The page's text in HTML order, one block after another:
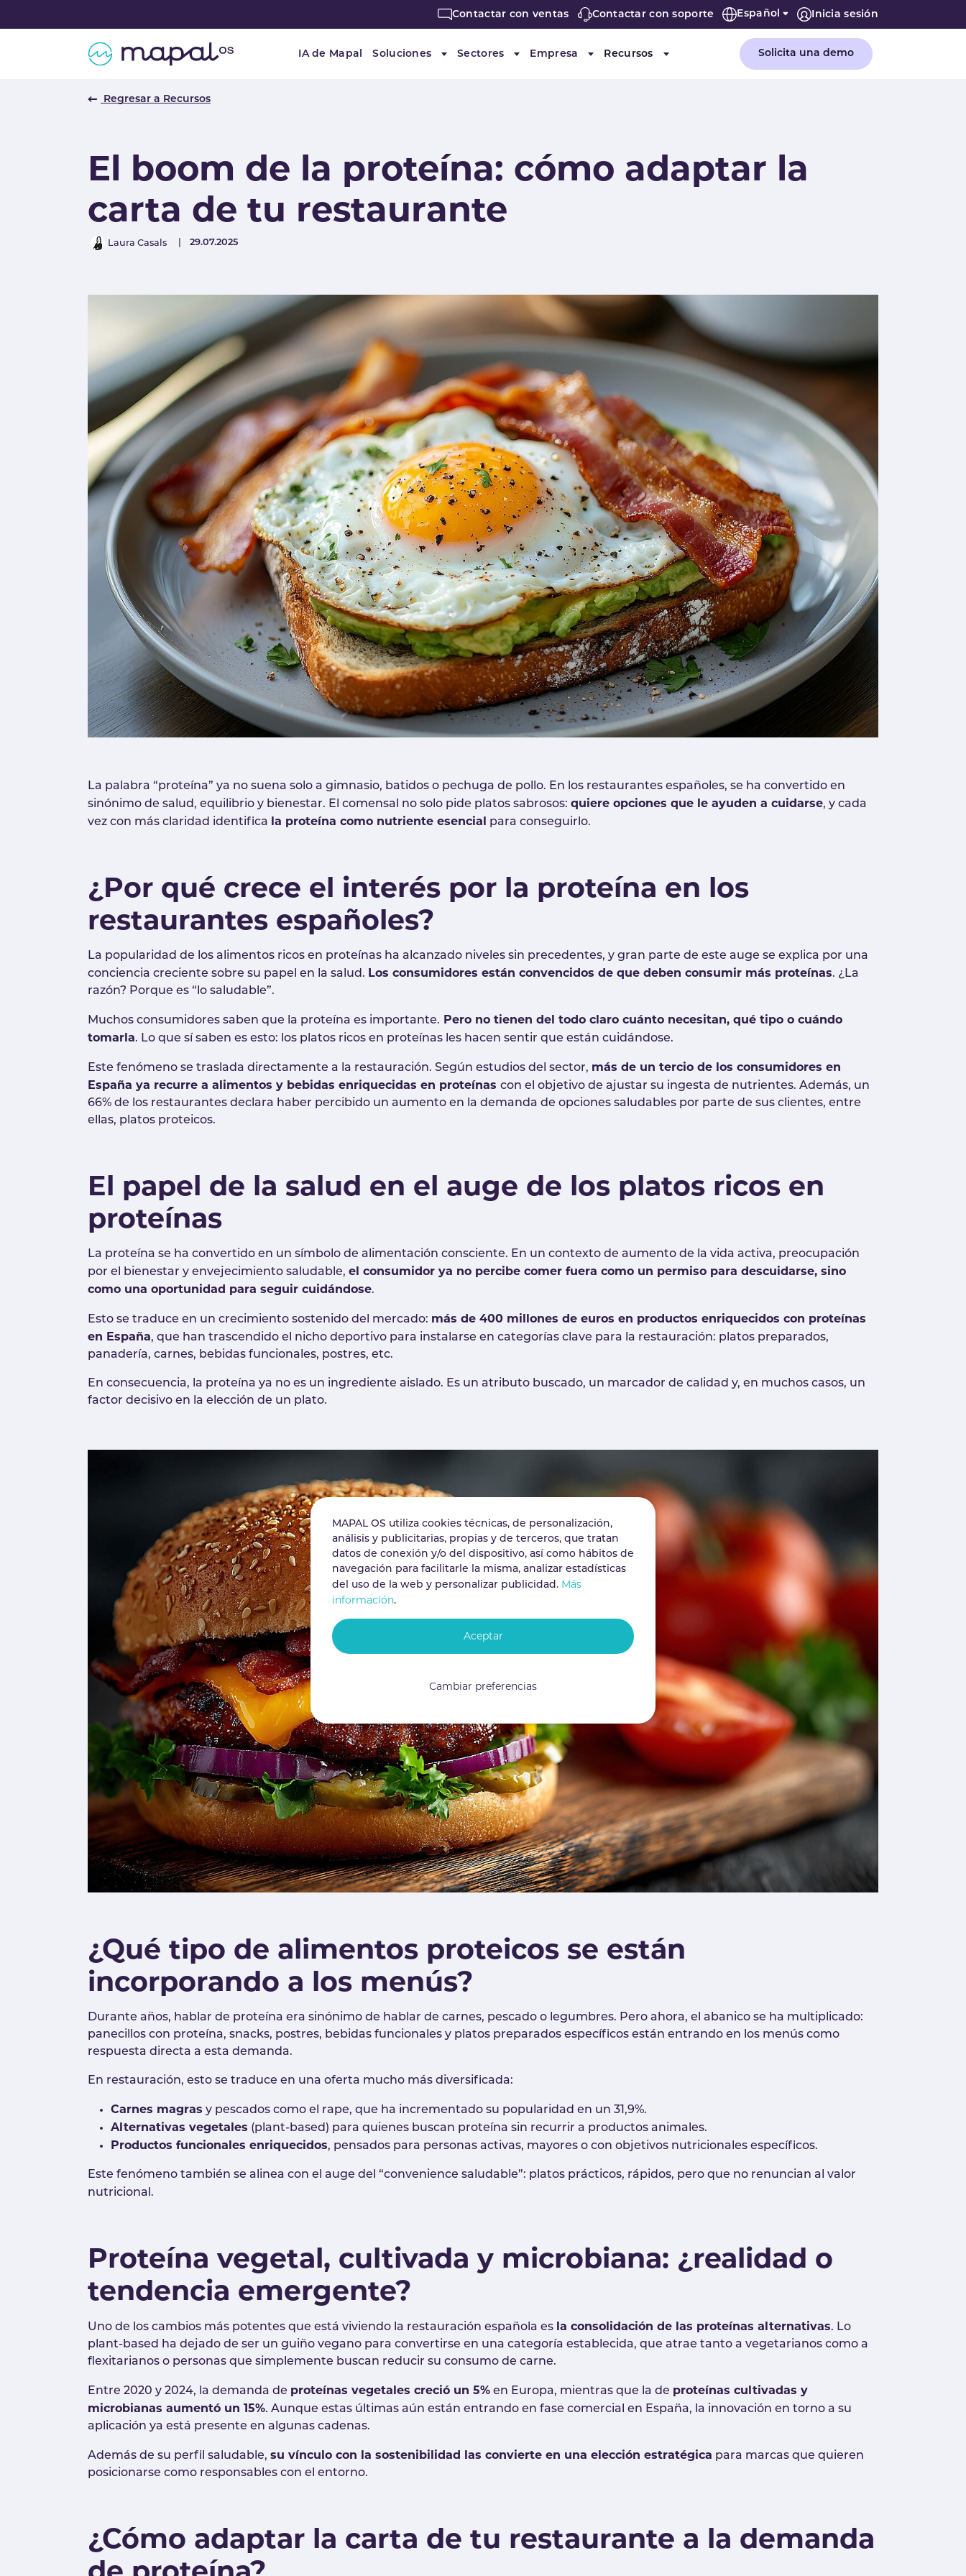
Contactar con ventas Contactar con soporte Español Inicia sesión
IA de Mapal Soluciones
Submenu for "Soluciones"
Sectores
Submenu for "Sectores"
Empresa
Submenu for "Empresa"
Recursos
Submenu for "Recursos"
Solicita una demo
Regresar a Recursos
El boom de la proteína: cómo adaptar la
carta de tu restaurante
AuthorLaura Casals Published
29.07.2025
La palabra “proteína” ya no suena solo a gimnasio, batidos o pechuga de pollo. En los restaurantes españoles, se ha convertido en
sinónimo de salud, equilibrio y bienestar. El comensal no solo pide platos sabrosos: quiere opciones que le ayuden a cuidarse, y cada
vez con más claridad identifica la proteína como nutriente esencial para conseguirlo.
¿Por qué crece el interés por la proteína en los
restaurantes españoles?
La popularidad de los alimentos ricos en proteínas ha alcanzado niveles sin precedentes, y gran parte de este auge se explica por una
conciencia creciente sobre su papel en la salud. Los consumidores están convencidos de que deben consumir más proteínas. ¿La
razón? Porque es “lo saludable”.
Muchos consumidores saben que la proteína es importante. Pero no tienen del todo claro cuánto necesitan, qué tipo o cuándo
tomarla. Lo que sí saben es esto: los platos ricos en proteínas les hacen sentir que están cuidándose.
Este fenómeno se traslada directamente a la restauración. Según estudios del sector, más de un tercio de los consumidores en
España ya recurre a alimentos y bebidas enriquecidas en proteínas con el objetivo de ajustar su ingesta de nutrientes. Además, un
66% de los restaurantes declara haber percibido un aumento en la demanda de opciones saludables por parte de sus clientes, entre
ellas, platos proteicos.
El papel de la salud en el auge de los platos ricos en
proteínas
La proteína se ha convertido en un símbolo de alimentación consciente. En un contexto de aumento de la vida activa, preocupación
por el bienestar y envejecimiento saludable, el consumidor ya no percibe comer fuera como un permiso para descuidarse, sino
como una oportunidad para seguir cuidándose.
Esto se traduce en un crecimiento sostenido del mercado: más de 400 millones de euros en productos enriquecidos con proteínas
en España, que han trascendido el nicho deportivo para instalarse en categorías clave para la restauración: platos preparados,
panadería, carnes, bebidas funcionales, postres, etc.
En consecuencia, la proteína ya no es un ingrediente aislado. Es un atributo buscado, un marcador de calidad y, en muchos casos, un
factor decisivo en la elección de un plato.
¿Qué tipo de alimentos proteicos se están
incorporando a los menús?
Durante años, hablar de proteína era sinónimo de hablar de carnes, pescado o legumbres. Pero ahora, el abanico se ha multiplicado:
panecillos con proteína, snacks, postres, bebidas funcionales y platos preparados específicos están entrando en los menús como
respuesta directa a esta demanda.
En restauración, esto se traduce en una oferta mucho más diversificada:
Carnes magras y pescados como el rape, que ha incrementado su popularidad en un 31,9%.
Alternativas vegetales (plant-based) para quienes buscan proteína sin recurrir a productos animales.
Productos funcionales enriquecidos, pensados para personas activas, mayores o con objetivos nutricionales específicos.
Este fenómeno también se alinea con el auge del “convenience saludable”: platos prácticos, rápidos, pero que no renuncian al valor
nutricional.
Proteína vegetal, cultivada y microbiana: ¿realidad o
tendencia emergente?
Uno de los cambios más potentes que está viviendo la restauración española es la consolidación de las proteínas alternativas. Lo
plant-based ha dejado de ser un guiño vegano para convertirse en una categoría establecida, que atrae tanto a vegetarianos como a
flexitarianos o personas que simplemente buscan reducir su consumo de carne.
Entre 2020 y 2024, la demanda de proteínas vegetales creció un 5% en Europa, mientras que la de proteínas cultivadas y
microbianas aumentó un 15%. Aunque estas últimas aún están entrando en fase comercial en España, la innovación en torno a su
aplicación ya está presente en algunas cadenas.
Además de su perfil saludable, su vínculo con la sostenibilidad las convierte en una elección estratégica para marcas que quieren
posicionarse como responsables con el entorno.
¿Cómo adaptar la carta de tu restaurante a la demanda
MAPAL OS utiliza cookies técnicas, de personalización,
análisis y publicitarias, propias y de terceros, que tratan
datos de conexión y/o del dispositivo, así como hábitos de
navegación para facilitarle la misma, analizar estadísticas
del uso de la web y personalizar publicidad. Más
información.
Cambiar preferencias
Aceptar